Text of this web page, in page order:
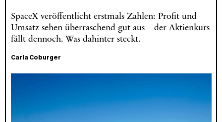
SpaceX veröffentlicht erstmals Zahlen: Profit und
Umsatz sehen überraschend gut aus – der Aktienkurs
fällt dennoch. Was dahinter steckt.
Carla Coburger